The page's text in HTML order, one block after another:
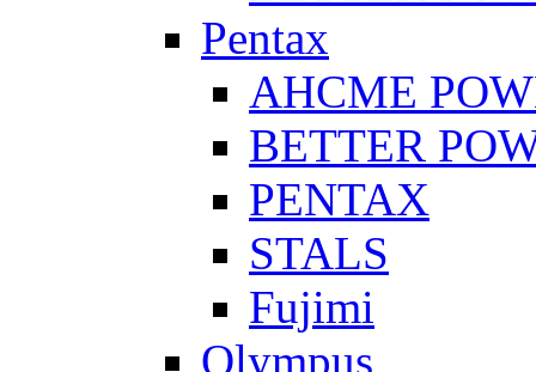
Pentax
AHCME
BETTER
PENTAX
STALS
Fujimi
Olympus